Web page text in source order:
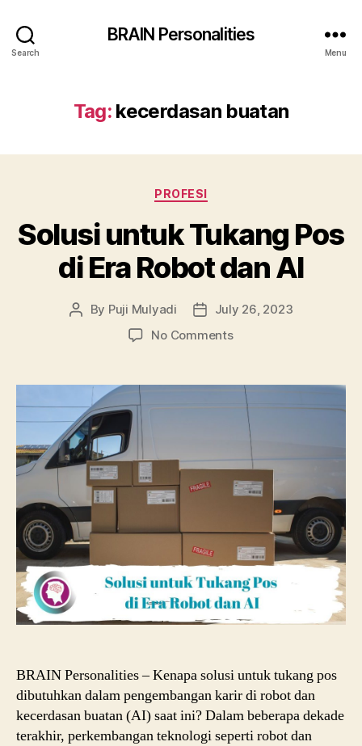
Search
BRAIN Personalities
Menu
Tag: kecerdasan buatan
Categories
PROFESI
Solusi untuk Tukang Pos
di Era Robot dan AI
Post
By Puji Mulyadi
PostJuly 26, 2023
No Commentson
Tukang
Pos
Era
Robot
AI
BRAIN Personalities – Kenapa solusi untuk tukang pos
dibutuhkan dalam pengembangan karir di robot dan
kecerdasan buatan (AI) saat ini? Dalam beberapa dekade
terakhir, perkembangan teknologi seperti robot dan